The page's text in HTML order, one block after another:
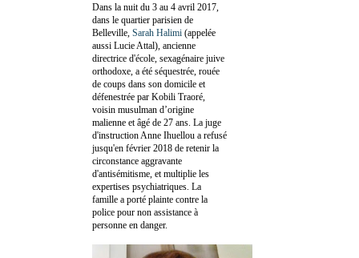
Dans la nuit du 3 au 4 avril 2017,
dans le quartier parisien de
Belleville, Sarah Halimi (appelée
aussi Lucie Attal), ancienne
directrice d'école, sexagénaire juive
orthodoxe, a été séquestrée, rouée
de coups dans son domicile et
défenestrée par Kobili Traoré,
voisin musulman d’origine
malienne et âgé de 27 ans. La juge
d'instruction Anne Ihuellou a refusé
jusqu'en février 2018 de retenir la
circonstance aggravante
d'antisémitisme, et multiplie les
expertises psychiatriques. La
famille a porté plainte contre la
police pour non assistance à
personne en danger.